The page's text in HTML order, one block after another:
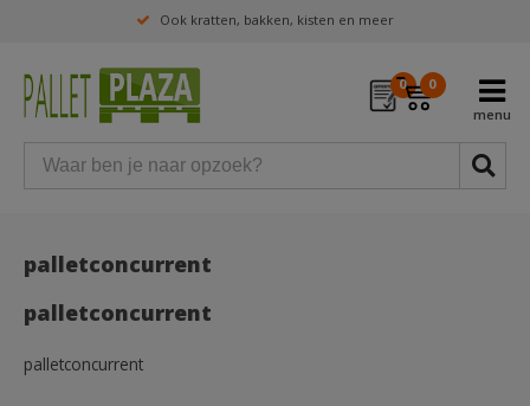
Ook kratten, bakken, kisten en meer
0 0
palletconcurrent
palletconcurrent
palletconcurrent